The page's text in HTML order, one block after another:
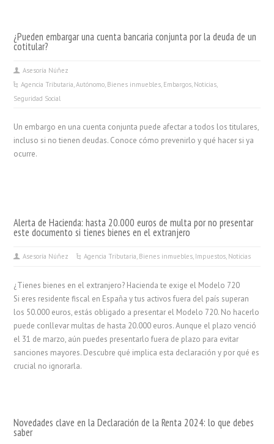
¿Pueden embargar una cuenta bancaria conjunta por la deuda de un
cotitular?
Asesoría Núñez
Agencia Tributaria,Autónomo, Bienes inmuebles, Embargos, Noticias,
Seguridad Social
Un embargo en una cuenta conjunta puede afectar a todos los titulares,
incluso si no tienen deudas. Conoce cómo prevenirlo y qué hacer si ya
ocurre.
Alerta de Hacienda: hasta 20.000 euros de multa por no presentar
este documento si tienes bienes en el extranjero
Asesoría Núñez Agencia Tributaria, Bienes inmuebles, Impuestos, Noticias
¿Tienes bienes en el extranjero? Hacienda te exige el Modelo 720
Si eres residente fiscal en España y tus activos fuera del país superan
los 50.000 euros, estás obligado a presentar el Modelo 720. No hacerlo
puede conllevar multas de hasta 20.000 euros. Aunque el plazo venció
el 31 de marzo, aún puedes presentarlo fuera de plazo para evitar
sanciones mayores. Descubre qué implica esta declaración y por qué es
crucial no ignorarla.
Novedades clave en la Declaración de la Renta 2024: lo que debes
saber